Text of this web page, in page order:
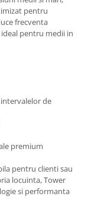
pentru
frecventa
pentru medii in
de
premium
pentru clienti sau
locuinta, Tower
si performanta